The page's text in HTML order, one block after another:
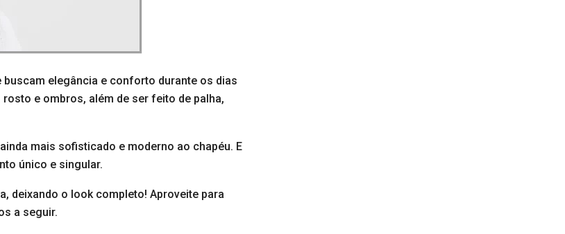
buscam elegância e conforto durante os dias
e ombros, além de ser feito de palha,
mais sofisticado e moderno ao chapéu. E
único e singular.
deixando o look completo! Aproveite para
a seguir.